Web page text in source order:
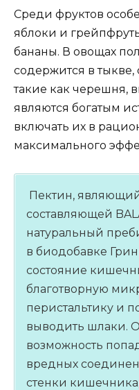
Среди фруктов
яблоки и
бананы. В овощах
содержится в
такие как черешня,
являются богатым
включать их в
максимального
Пектин,
составляющей
натуральный
в биодобавке
состояние
благотворную
перистальтику и
выводить шлаки.
возможность
вредных
стенки кишечника,